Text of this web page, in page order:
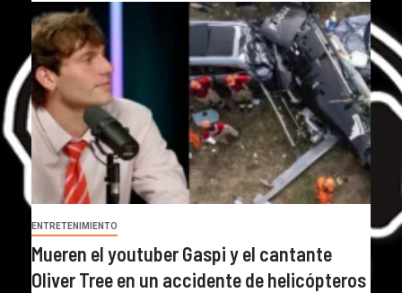
ENTRETENIMIENTO
Mueren el youtuber Gaspi y el cantante
Oliver Tree en un accidente de helicópteros